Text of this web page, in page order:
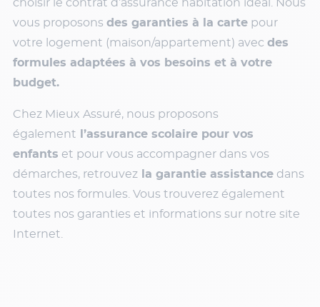
choisir le contrat d’assurance habitation idéal. Nous
vous proposons des garanties à la carte pour
votre logement (maison/appartement) avec des
formules adaptées à vos besoins et à votre
budget.
Chez Mieux Assuré, nous proposons
également l’assurance scolaire pour vos
enfants et pour vous accompagner dans vos
démarches, retrouvez la garantie assistance dans
toutes nos formules. Vous trouverez également
toutes nos garanties et informations sur notre site
Internet.